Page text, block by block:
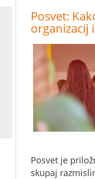
Posvet:
Posvet je
skupaj